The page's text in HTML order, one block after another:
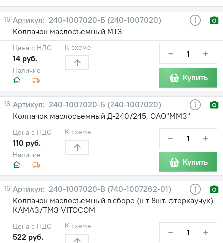
16
240-1007020-Б (240-1007020)
Колпачок маслосъемный МТЗ
Наличие
Цена с НДС
14 руб.
К схеме − +
Купить
16
240-1007020-Б (240-1007020)
Колпачок маслосъемный Д-240/245, ОАО"ММЗ"
Наличие
Цена с НДС
110 руб.
К схеме − +
Купить
16
240-1007020-В (740-1007262-01)
Колпачок маслосъемный в сборе (к-т 8шт. фторкаучук)
КАМАЗ/ТМЗ VITOCOM
Цена с НДС
522 руб.
К схеме − +